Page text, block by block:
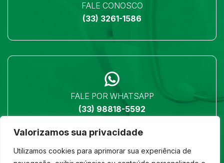
Valorizamos sua privacidade
Utilizamos cookies para aprimorar sua experiência de
FALE CONOSCO
(33) 3261-1586
FALE POR WHATSAPP
(33) 98818-5592